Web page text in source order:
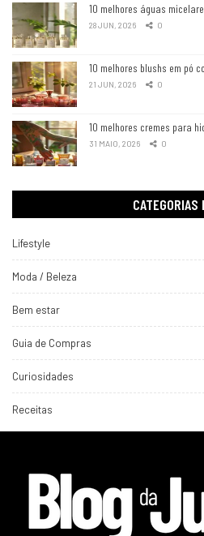
10 melhores águas
28 JUN, 2026 0
10 melhores blushs em pó
21 JUN, 2026 0
10 melhores cremes para
31 MAIO, 2026 0
CATEGORIAS
Lifestyle
Moda / Beleza
Bem estar
Guia de Compras
Curiosidades
Receitas